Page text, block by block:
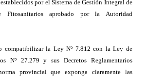
por el Sistema de Gestión Integral de
Fitosanitarios aprobado por la Autoridad
compatibilizar la Ley Nº 7.812 con la Ley de
Nº 27.279 y sus Decretos Reglamentarios
provincial que exponga claramente las